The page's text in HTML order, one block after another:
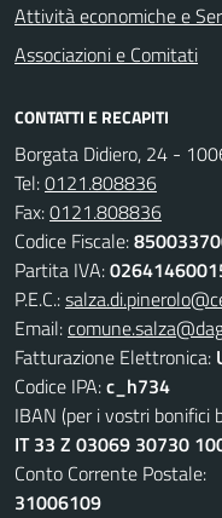
Attività economiche e
Associazioni e Comitati
CONTATTI E RECAPITI
Borgata Didiero, 24 -
Tel:0121.808836
Fax:0121.808836
Codice Fiscale:
Partita IVA:
P.E.C.:
Email:
Fatturazione Elettronica:
Codice IPA:c_h734
IBAN (per i vostri bonifici
IT 33 Z 03069 30730
Conto Corrente Postale:
31006109